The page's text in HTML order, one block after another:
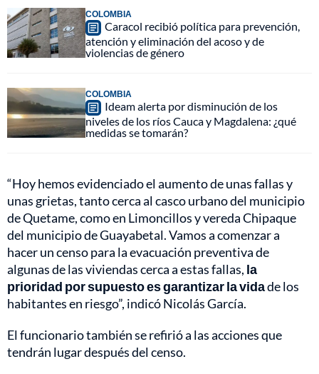
COLOMBIA
Caracol recibió política para prevención,
atención y eliminación del acoso y de
violencias de género
COLOMBIA
Ideam alerta por disminución de los
niveles de los ríos Cauca y Magdalena: ¿qué
medidas se tomarán?
“Hoy hemos evidenciado el aumento de unas fallas y
unas grietas, tanto cerca al casco urbano del municipio
de Quetame, como en Limoncillos y vereda Chipaque
del municipio de Guayabetal. Vamos a comenzar a
hacer un censo para la evacuación preventiva de
algunas de las viviendas cerca a estas fallas, la
prioridad por supuesto es garantizar la vidade los
habitantes en riesgo”, indicó Nicolás García.
El funcionario también se refirió a las acciones que
tendrán lugar después del censo.